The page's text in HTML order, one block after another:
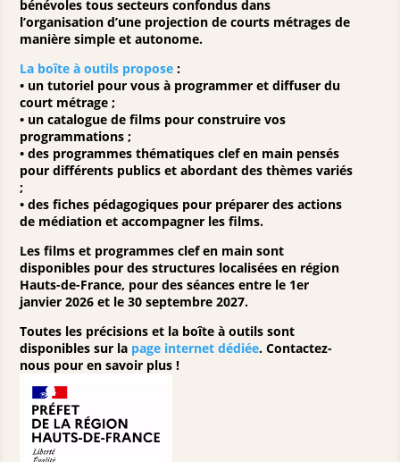
bénévoles tous secteurs confondus dans
l’organisation d’une projection de courts métrages de
manière simple et autonome.
La boîte à outils propose :
• un tutoriel pour vous à programmer et diffuser du
court métrage ;
• un catalogue de films pour construire vos
programmations ;
• des programmes thématiques clef en main pensés
pour différents publics et abordant des thèmes variés
;
• des fiches pédagogiques pour préparer des actions
de médiation et accompagner les films.
Les films et programmes clef en main sont
disponibles pour des structures localisées en région
Hauts-de-France, pour des séances entre le 1er
janvier 2026 et le 30 septembre 2027.
Toutes les précisions et la boîte à outils sont
disponibles sur la page internet dédiée.Contactez-
nous pour en savoir plus !